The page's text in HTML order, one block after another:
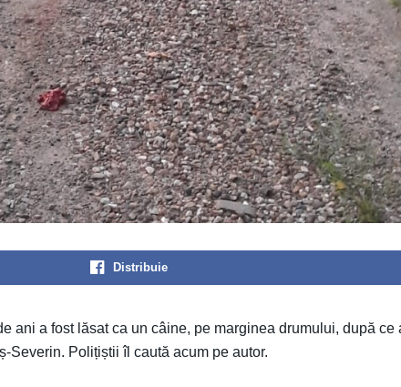
Distribuie
ani a fost lăsat ca un câine, pe marginea drumului, după ce
Severin. Polițiștii îl caută acum pe autor.